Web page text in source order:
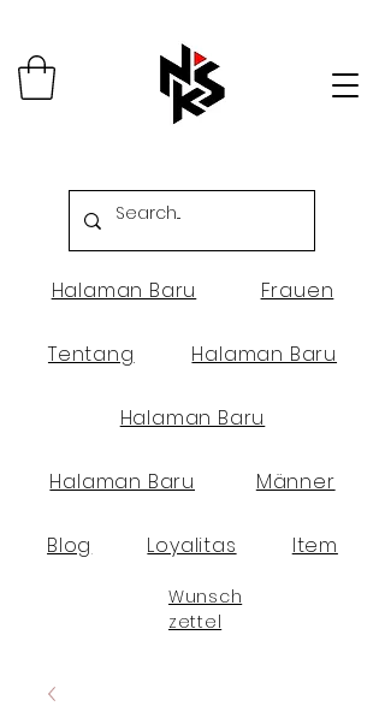
Halaman Baru Frauen
Tentang Halaman Baru
Halaman Baru
Halaman Baru Männer
Blog Loyalitas Item
Wunsch
zettel